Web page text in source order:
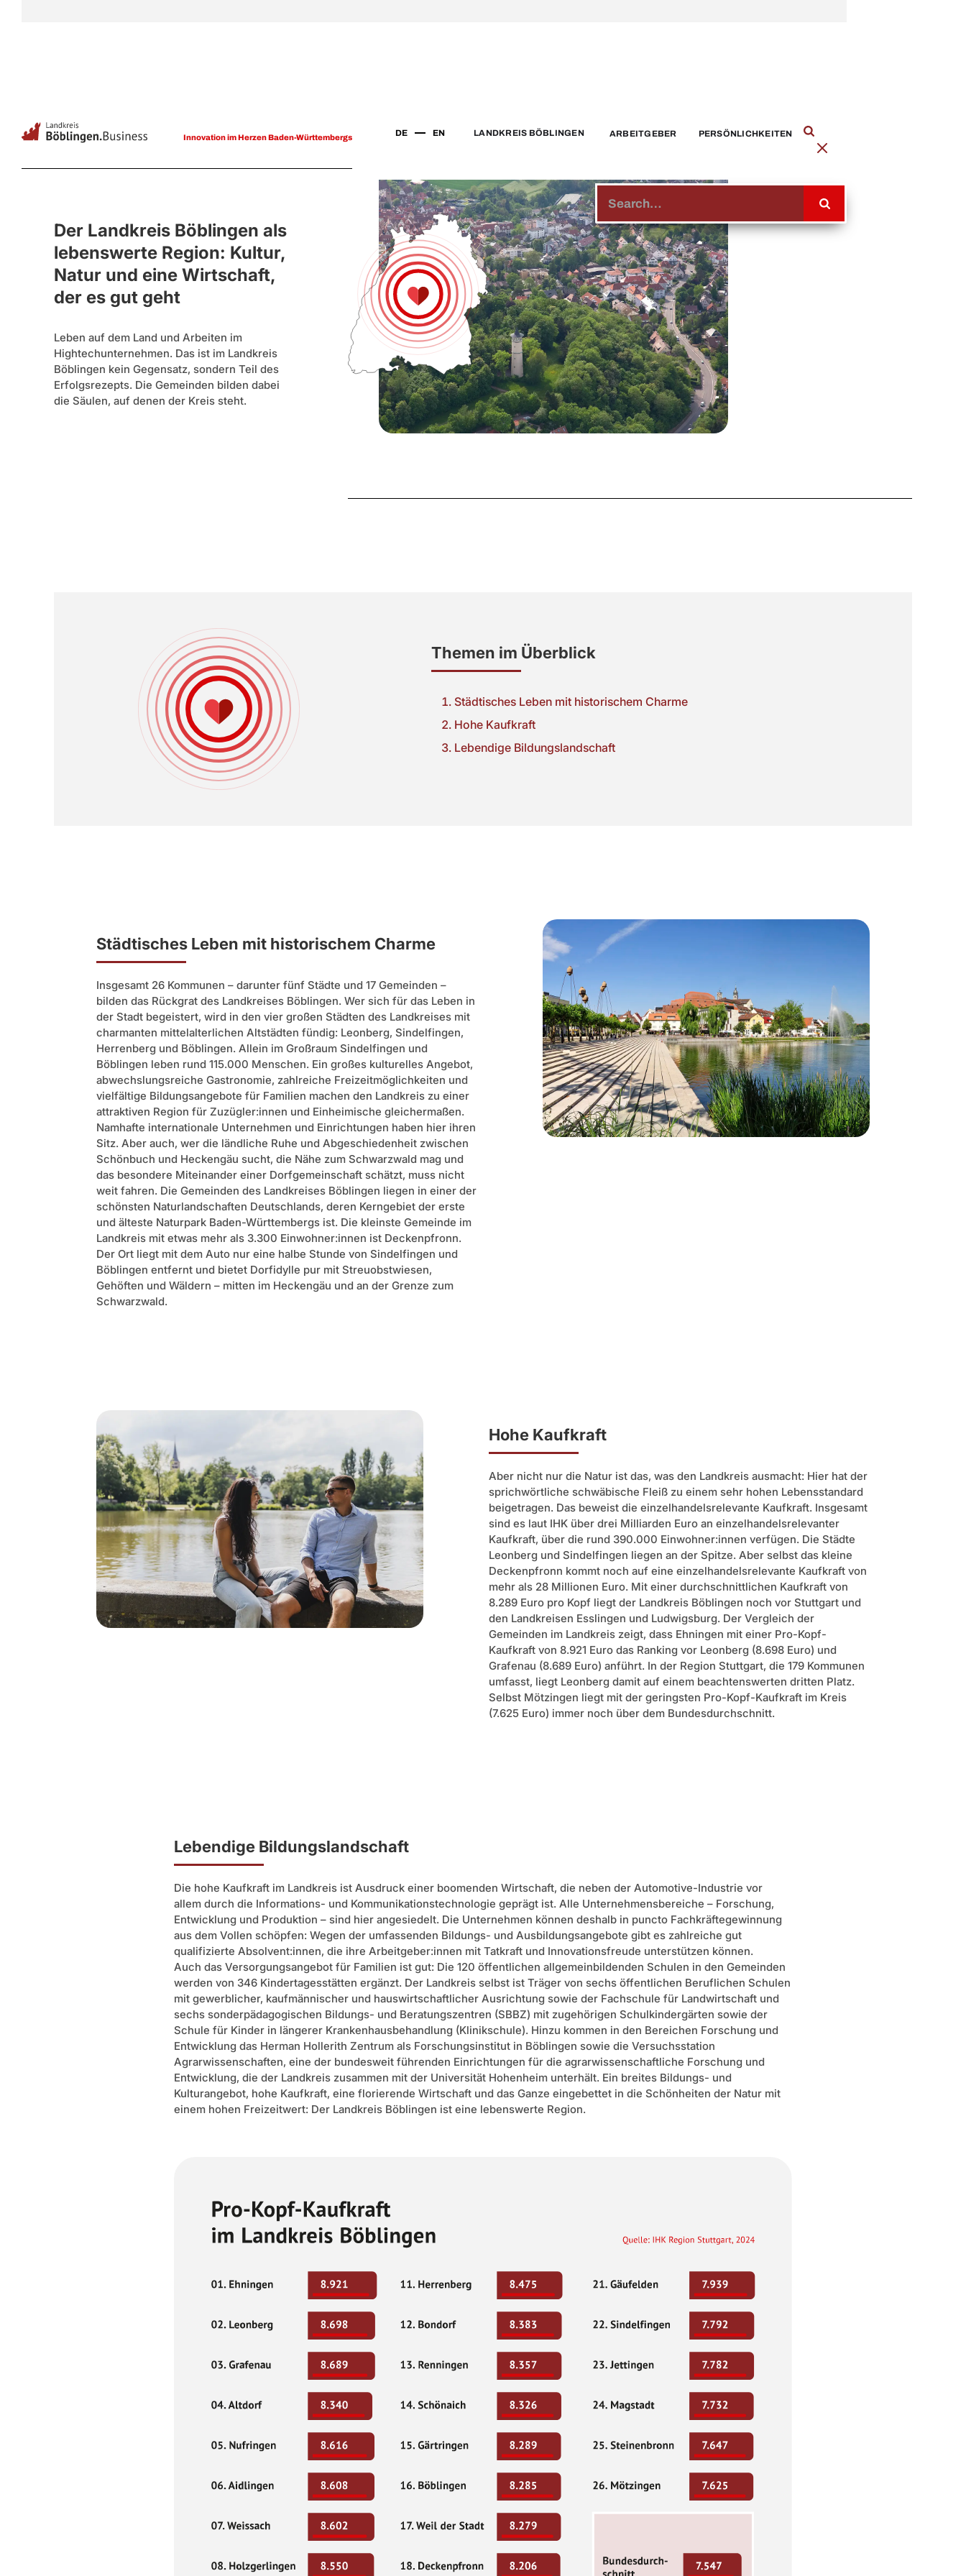
Innovation im Herzen Baden-Württembergs DE EN LANDKREIS BÖBLINGEN ARBEITGEBER PERSÖNLICHKEITEN
Der Landkreis Böblingen als
lebenswerte Region: Kultur,
Natur und eine Wirtschaft,
der es gut geht
Leben auf dem Land und Arbeiten im
Hightechunternehmen. Das ist im Landkreis
Böblingen kein Gegensatz, sondern Teil des
Erfolgsrezepts. Die Gemeinden bilden dabei
die Säulen, auf denen der Kreis steht.
Themen im Überblick
Städtisches Leben mit historischem Charme
Hohe Kaufkraft
Lebendige Bildungslandschaft
Städtisches Leben mit historischem Charme
Insgesamt 26 Kommunen – darunter fünf Städte und 17 Gemeinden –
bilden das Rückgrat des Landkreises Böblingen. Wer sich für das Leben in
der Stadt begeistert, wird in den vier großen Städten des Landkreises mit
charmanten mittelalterlichen Altstädten fündig: Leonberg, Sindelfingen,
Herrenberg und Böblingen. Allein im Großraum Sindelfingen und
Böblingen leben rund 115.000 Menschen. Ein großes kulturelles Angebot,
abwechslungsreiche Gastronomie, zahlreiche Freizeitmöglichkeiten und
vielfältige Bildungsangebote für Familien machen den Landkreis zu einer
attraktiven Region für Zuzügler:innen und Einheimische gleichermaßen.
Namhafte internationale Unternehmen und Einrichtungen haben hier ihren
Sitz. Aber auch, wer die ländliche Ruhe und Abgeschiedenheit zwischen
Schönbuch und Heckengäu sucht, die Nähe zum Schwarzwald mag und
das besondere Miteinander einer Dorfgemeinschaft schätzt, muss nicht
weit fahren. Die Gemeinden des Landkreises Böblingen liegen in einer der
schönsten Naturlandschaften Deutschlands, deren Kerngebiet der erste
und älteste Naturpark Baden-Württembergs ist. Die kleinste Gemeinde im
Landkreis mit etwas mehr als 3.300 Einwohner:innen ist Deckenpfronn.
Der Ort liegt mit dem Auto nur eine halbe Stunde von Sindelfingen und
Böblingen entfernt und bietet Dorfidylle pur mit Streuobstwiesen,
Gehöften und Wäldern – mitten im Heckengäu und an der Grenze zum
Schwarzwald.
Hohe Kaufkraft
Aber nicht nur die Natur ist das, was den Landkreis ausmacht: Hier hat der
sprichwörtliche schwäbische Fleiß zu einem sehr hohen Lebensstandard
beigetragen. Das beweist die einzelhandelsrelevante Kaufkraft. Insgesamt
sind es laut IHK über drei Milliarden Euro an einzelhandelsrelevanter
Kaufkraft, über die rund 390.000 Einwohner:innen verfügen. Die Städte
Leonberg und Sindelfingen liegen an der Spitze. Aber selbst das kleine
Deckenpfronn kommt noch auf eine einzelhandelsrelevante Kaufkraft von
mehr als 28 Millionen Euro. Mit einer durchschnittlichen Kaufkraft von
8.289 Euro pro Kopf liegt der Landkreis Böblingen noch vor Stuttgart und
den Landkreisen Esslingen und Ludwigsburg. Der Vergleich der
Gemeinden im Landkreis zeigt, dass Ehningen mit einer Pro-Kopf-
Kaufkraft von 8.921 Euro das Ranking vor Leonberg (8.698 Euro) und
Grafenau (8.689 Euro) anführt. In der Region Stuttgart, die 179 Kommunen
umfasst, liegt Leonberg damit auf einem beachtenswerten dritten Platz.
Selbst Mötzingen liegt mit der geringsten Pro-Kopf-Kaufkraft im Kreis
(7.625 Euro) immer noch über dem Bundesdurchschnitt.
Lebendige Bildungslandschaft
Die hohe Kaufkraft im Landkreis ist Ausdruck einer boomenden Wirtschaft, die neben der Automotive-Industrie vor
allem durch die Informations- und Kommunikationstechnologie geprägt ist. Alle Unternehmensbereiche – Forschung,
Entwicklung und Produktion – sind hier angesiedelt. Die Unternehmen können deshalb in puncto Fachkräftegewinnung
aus dem Vollen schöpfen: Wegen der umfassenden Bildungs- und Ausbildungsangebote gibt es zahlreiche gut
qualifizierte Absolvent:innen, die ihre Arbeitgeber:innen mit Tatkraft und Innovationsfreude unterstützen können.
Auch das Versorgungsangebot für Familien ist gut: Die 120 öffentlichen allgemeinbildenden Schulen in den Gemeinden
werden von 346 Kindertagesstätten ergänzt. Der Landkreis selbst ist Träger von sechs öffentlichen Beruflichen Schulen
mit gewerblicher, kaufmännischer und hauswirtschaftlicher Ausrichtung sowie der Fachschule für Landwirtschaft und
sechs sonderpädagogischen Bildungs- und Beratungszentren (SBBZ) mit zugehörigen Schulkindergärten sowie der
Schule für Kinder in längerer Krankenhausbehandlung (Klinikschule). Hinzu kommen in den Bereichen Forschung und
Entwicklung das Herman Hollerith Zentrum als Forschungsinstitut in Böblingen sowie die Versuchsstation
Agrarwissenschaften, eine der bundesweit führenden Einrichtungen für die agrarwissenschaftliche Forschung und
Entwicklung, die der Landkreis zusammen mit der Universität Hohenheim unterhält. Ein breites Bildungs- und
Kulturangebot, hohe Kaufkraft, eine florierende Wirtschaft und das Ganze eingebettet in die Schönheiten der Natur mit
einem hohen Freizeitwert: Der Landkreis Böblingen ist eine lebenswerte Region.